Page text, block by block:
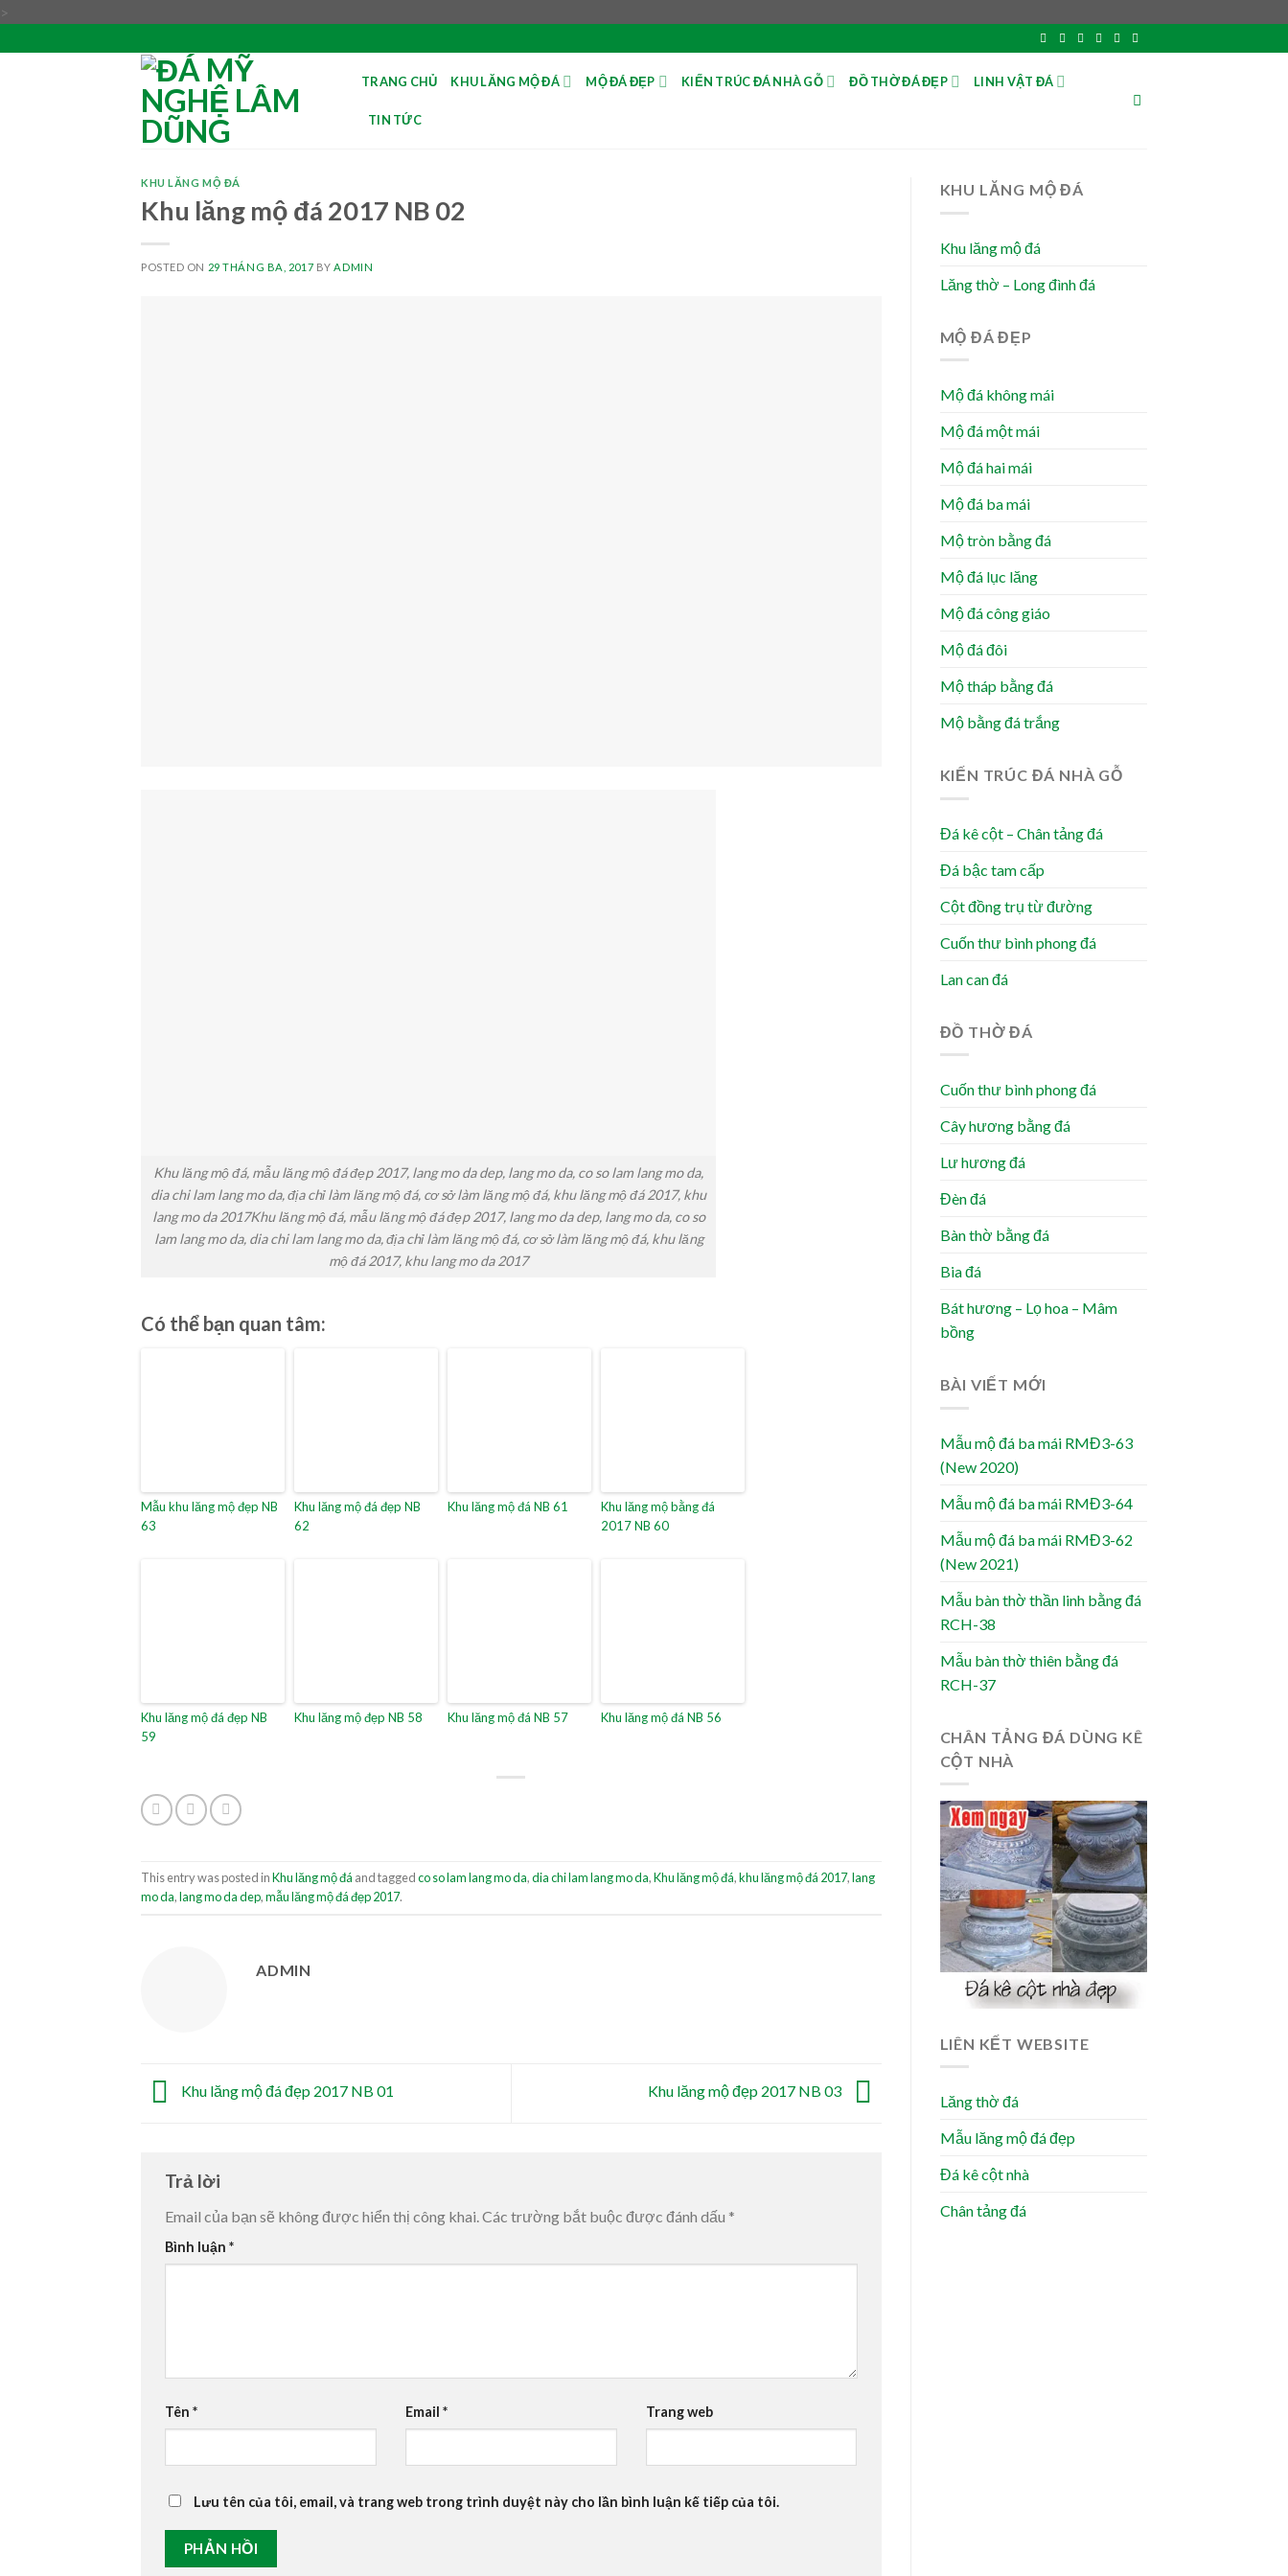
>
content
TRANG CHỦ KHU LĂNG MỘ ĐÁ MỘ ĐÁ ĐẸP KIẾN TRÚC ĐÁ NHÀ GỖ ĐỒ THỜ ĐÁ ĐẸP LINH VẬT ĐÁ
TIN TỨC
KHU LĂNG MỘ ĐÁ
Khu lăng mộ đá 2017 NB 02
POSTED ON 29 THÁNG BA, 2017 BY ADMIN
Khu lăng mộ đá, mẫu lăng mộ đá đẹp 2017, lang mo da dep, lang mo da, co so lam lang mo da,
dia chi lam lang mo da, địa chỉ làm lăng mộ đá, cơ sở làm lăng mộ đá, khu lăng mộ đá 2017, khu
lang mo da 2017Khu lăng mộ đá, mẫu lăng mộ đá đẹp 2017, lang mo da dep, lang mo da, co so
lam lang mo da, dia chi lam lang mo da, địa chỉ làm lăng mộ đá, cơ sở làm lăng mộ đá, khu lăng
mộ đá 2017, khu lang mo da 2017
Có thể bạn quan tâm:
Mẫu khu lăng mộ đẹp NB
63
Khu lăng mộ đá đẹp NB
62
Khu lăng mộ đá NB 61
Khu lăng mộ bằng đá
2017 NB 60
Khu lăng mộ đá đẹp NB
59
Khu lăng mộ đẹp NB 58 Khu lăng mộ đá NB 57 Khu lăng mộ đá NB 56
This entry was posted inKhu lăng mộ đá and taggedco so lam lang mo da,dia chi lam lang mo da,Khu lăng mộ đá,khu lăng mộ đá 2017,lang
mo da,lang mo da dep,mẫu lăng mộ đá đẹp 2017.
ADMIN
Khu lăng mộ đá đẹp 2017 NB 01 Khu lăng mộ đẹp 2017 NB 03
Trả lời
Email của bạn sẽ không được hiển thị công khai.Các trường bắt buộc được đánh dấu *
Bình luận *
Tên * Email * Trang web
Lưu tên của tôi, email, và trang web trong trình duyệt này cho lần bình luận kế tiếp của tôi.
KHU LĂNG MỘ ĐÁ
Khu lăng mộ đá
Lăng thờ – Long đình đá
MỘ ĐÁ ĐẸP
Mộ đá không mái
Mộ đá một mái
Mộ đá hai mái
Mộ đá ba mái
Mộ tròn bằng đá
Mộ đá lục lăng
Mộ đá công giáo
Mộ đá đôi
Mộ tháp bằng đá
Mộ bằng đá trắng
KIẾN TRÚC ĐÁ NHÀ GỖ
Đá kê cột – Chân tảng đá
Đá bậc tam cấp
Cột đồng trụ từ đường
Cuốn thư bình phong đá
Lan can đá
ĐỒ THỜ ĐÁ
Cuốn thư bình phong đá
Cây hương bằng đá
Lư hương đá
Đèn đá
Bàn thờ bằng đá
Bia đá
Bát hương – Lọ hoa – Mâm
bồng
BÀI VIẾT MỚI
Mẫu mộ đá ba mái RMĐ3-63
(New 2020)
Mẫu mộ đá ba mái RMĐ3-64
Mẫu mộ đá ba mái RMĐ3-62
(New 2021)
Mẫu bàn thờ thần linh bằng đá
RCH-38
Mẫu bàn thờ thiên bằng đá
RCH-37
CHÂN TẢNG ĐÁ DÙNG KÊ
CỘT NHÀ
LIÊN KẾT WEBSITE
Lăng thờ đá
Mẫu lăng mộ đá đẹp
Đá kê cột nhà
Chân tảng đá